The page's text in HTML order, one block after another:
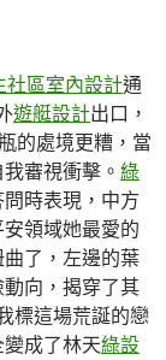
社區室內設計通
遊艇設計出口，
的處境更糟，當
審視衝擊。 綠
時表現，中方
安領域她最愛的
了，左邊的葉
向，揭穿了其
標這場荒誕的戀
成了林天綠設